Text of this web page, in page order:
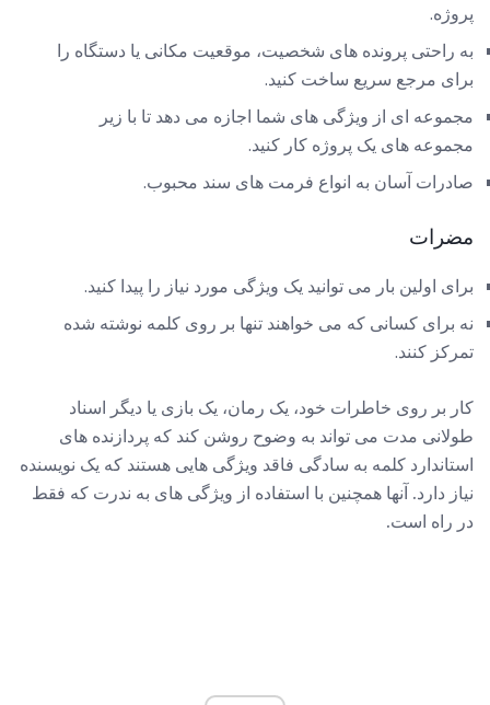
پروژه.
به راحتی پرونده های شخصیت، موقعیت مکانی یا دستگاه را
برای مرجع سریع ساخت کنید.
مجموعه ای از ویژگی های شما اجازه می دهد تا با زیر
مجموعه های یک پروژه کار کنید.
صادرات آسان به انواع فرمت های سند محبوب.
مضرات
برای اولین بار می توانید یک ویژگی مورد نیاز را پیدا کنید.
نه برای کسانی که می خواهند تنها بر روی کلمه نوشته شده
تمرکز کنند.
کار بر روی خاطرات خود، یک رمان، یک بازی یا دیگر اسناد
طولانی مدت می تواند به وضوح روشن کند که پردازنده های
استاندارد کلمه به سادگی فاقد ویژگی هایی هستند که یک نویسنده
نیاز دارد. آنها همچنین با استفاده از ویژگی های به ندرت که فقط
در راه است.